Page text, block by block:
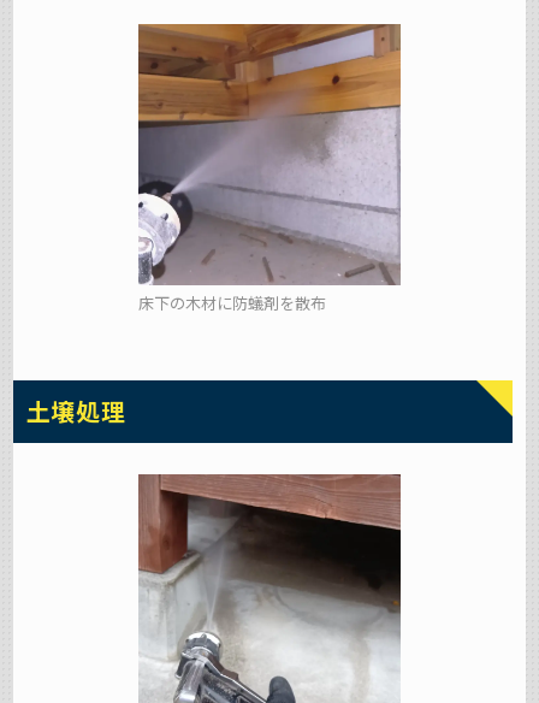
床下の木材に防蟻剤を散布
土壌処理